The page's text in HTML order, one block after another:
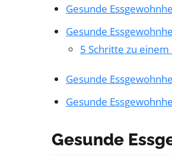
Gesunde
Gesunde
5 Schritte zu
Gesunde
Gesunde
Gesunde